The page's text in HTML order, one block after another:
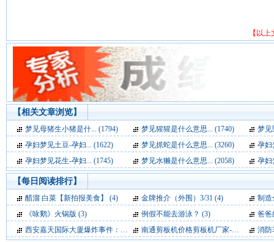
【以
【相关文章浏览】
梦见母猪生小猪是什... (1794) 梦见猩猩是什么意思... (1740)
梦见
孕妇梦见土豆-孕妇... (1622)
梦见抓蛇是什么意思... (3260)
孕妇
孕妇梦见花生-孕妇... (1745)
梦见水獭是什么意思... (2058) 孕妇
【每日阅读排行】
醋溜 白菜【新拍报美食】 (4) 金牌推介（外围）3/31 (4)
制造
《咏鹅》火锅版 (3)
例假不能去游泳？ (3)
爸爸
西安嘉天国际大厦爆炸事件：基本确定为液化气爆炸 (3)
南通剪板机价格剪板机厂家-卷板机厂家 (3) 消防车